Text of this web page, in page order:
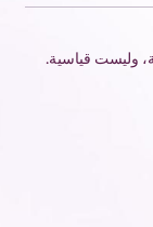
وليست قياسية.